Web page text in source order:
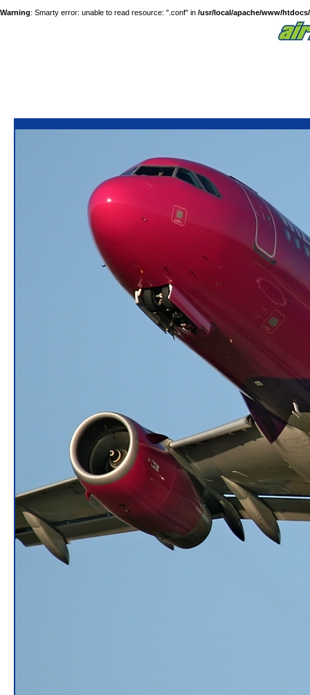
Warning: Smarty error: unable to read resource: ".conf" in /usr/local/apache/www/